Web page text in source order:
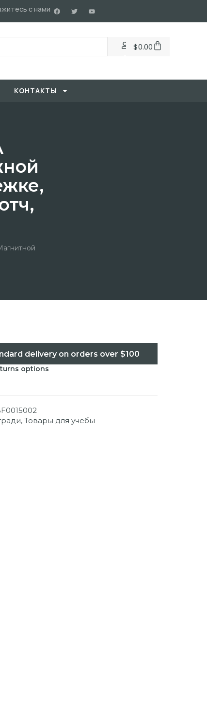
с нами
$0.00
KОНТАКТЫ
delivery on orders over $100
options
, Товары для учебы